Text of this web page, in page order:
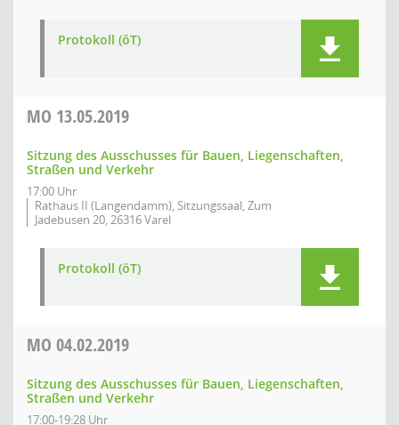
Protokoll (öT)
MO 13.05.2019
Sitzung des Ausschusses für Bauen, Liegenschaften,
Straßen und Verkehr
17:00 Uhr
Rathaus II (Langendamm), Sitzungssaal, Zum
Jadebusen 20, 26316 Varel
Protokoll (öT)
MO 04.02.2019
Sitzung des Ausschusses für Bauen, Liegenschaften,
Straßen und Verkehr
17:00-19:28 Uhr